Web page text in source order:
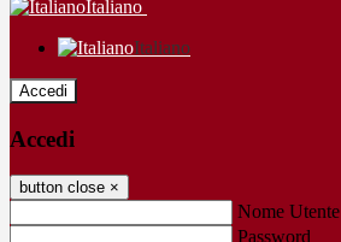
Italiano
Italiano
Accedi
Accedi
button close ×
Nome Utente
Password